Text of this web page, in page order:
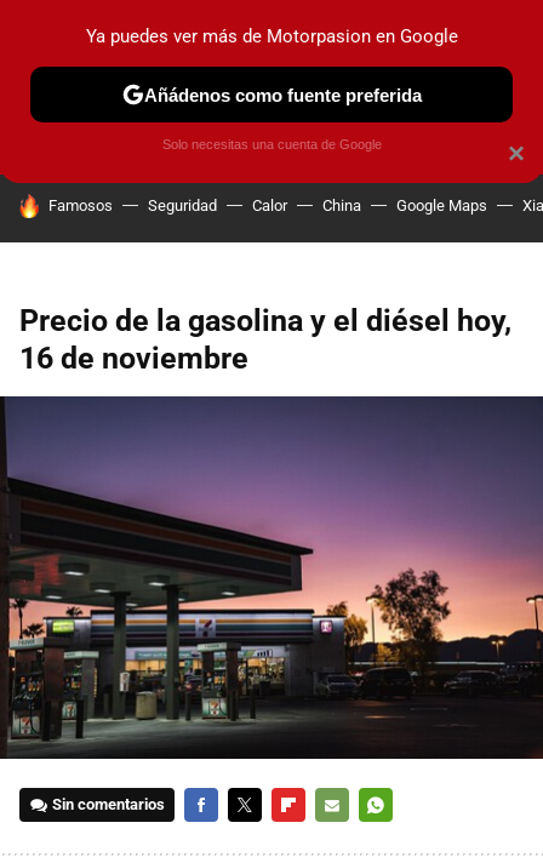
PRUEBAS COCHES ELÉCTRICOS OBSERVATORIO
HOY SE HABLA DE
Famosos Seguridad Calor China Google Maps
Precio de la gasolina y el diésel hoy,
16 de noviembre
Sin comentarios
×
Ya puedes ver más de Motorpasion en Google
Añádenos como fuente preferida
Solo necesitas una cuenta de Google